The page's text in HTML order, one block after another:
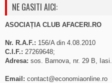
NE GASITI AICI:
ASOCIAȚIA CLUB AFACERI.RO
Nr. R.A.F.: 156/A din 4.08.2010
C.I.F.: 27269648;
Adresa: sos. Barnova, nr. 29 B, Iasi.
Email: contact@economiaonline.ro